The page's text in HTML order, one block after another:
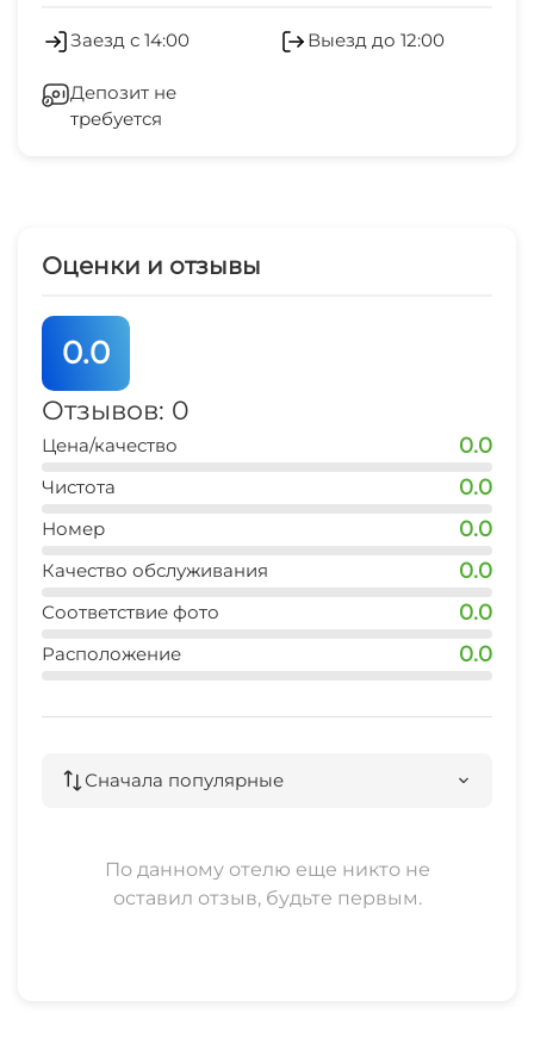
магазин продукты
остановка транспорта
5 мин
3 мин
банкомат
центр развлечений
15 мин
30 мин
Гладильные принадлежности
Заезд с 14:00 Выезд до 12:00
Депозит не
требуется
Оценки и отзывы
0.0
Отзывов: 0
Цена/качество 0.0
Чистота 0.0
Номер 0.0
Качество обслуживания 0.0
Соответствие фото 0.0
Расположение 0.0
Сначала популярные
По данному отелю еще никто не
оставил отзыв, будьте первым.